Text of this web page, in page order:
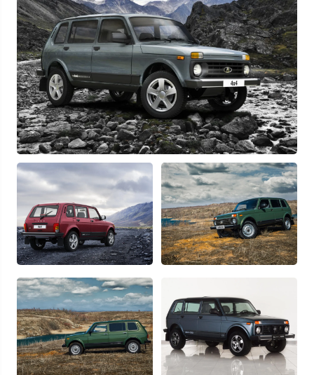
Узнать выгоду
Отправляя данную форму Вы даетесогласие на обработкусвоих
персональных данных